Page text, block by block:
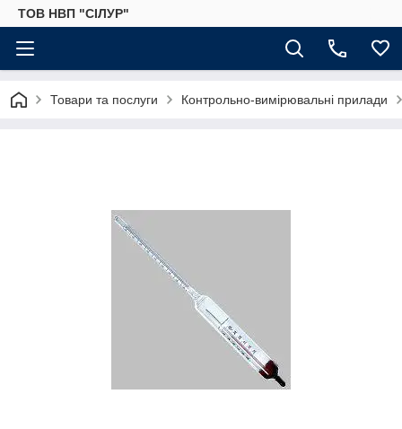
ТОВ НВП "СІЛУР"
Товари та послуги Контрольно-вимірювальні прилади